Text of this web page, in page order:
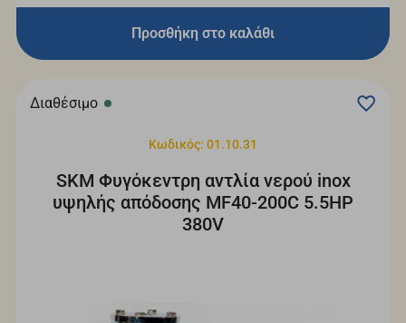
Προσθήκη στο καλάθι
Διαθέσιμο
Κωδικός: 01.10.31
SKM Φυγόκεντρη αντλία νερού inox
υψηλής απόδοσης MF40-200C 5.5HP
380V